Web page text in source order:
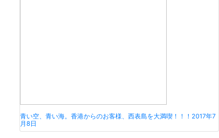
青い空、青い海。香港からのお客様、西表島を大満喫！！！ 2017年7
月8日